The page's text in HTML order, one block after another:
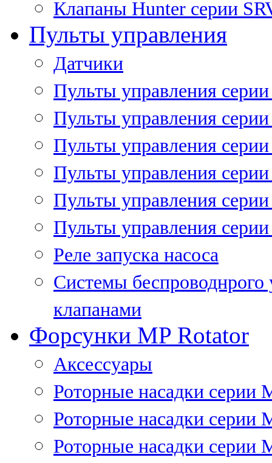
Клапаны Hunter серии
Пульты управления
Датчики
Пульты управления
Пульты управления
Пульты управления
Пульты управления
Пульты управления
Пульты управления
Реле запуска насоса
Системы
клапанами
Форсунки MP Rotator
Аксессуары
Роторные насадки серии
Роторные насадки серии
Роторные насадки серии